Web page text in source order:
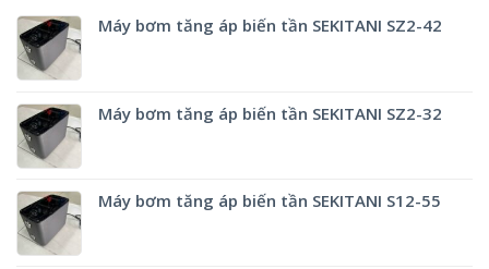
Máy bơm tăng áp biến tần SEKITANI SZ2-42
Máy bơm tăng áp biến tần SEKITANI SZ2-32
Máy bơm tăng áp biến tần SEKITANI S12-55